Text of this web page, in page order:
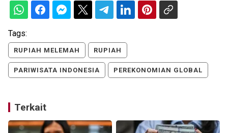
Tags:
RUPIAH MELEMAH RUPIAH
PARIWISATA INDONESIA PEREKONOMIAN GLOBAL
Terkait